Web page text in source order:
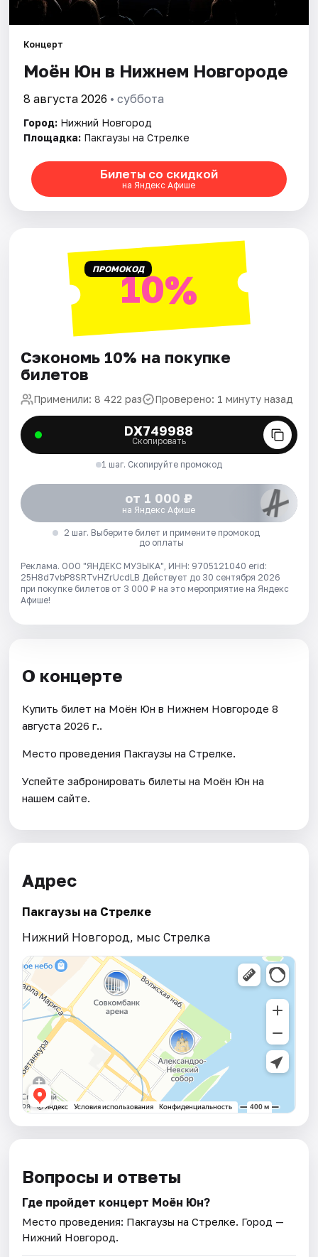
Площадки
Артисты
Рейтинги
Концерт
Моён Юн в Нижнем Новгороде
8 августа 2026 • суббота
Город: Нижний Новгород
Площадка: Пакгаузы на Стрелке
Билеты со скидкой
на Яндекс Афише
ПРОМОКОД10%
Сэкономь 10% на покупке
билетов
Применили: 8 422 раз Проверено: 1 минуту назад
DX749988
Скопировать
1 шаг. Скопируйте промокод
от 1 000 ₽
на Яндекс Афише
2 шаг. Выберите билет и примените промокод
до оплаты
Реклама. ООО "ЯНДЕКС МУЗЫКА", ИНН: 9705121040 erid:
25H8d7vbP8SRTvHZrUcdLB Действует до 30 сентября 2026
при покупке билетов от 3 000 ₽ на это мероприятие на Яндекс
Афише!
О концерте
Купить билет на Моён Юн в Нижнем Новгороде 8
августа 2026 г..
Место проведения Пакгаузы на Стрелке.
Успейте забронировать билеты на Моён Юн на
нашем сайте.
Адрес
Пакгаузы на Стрелке
Нижний Новгород, мыс Стрелка
Вопросы и ответы
Где пройдет концерт Моён Юн?
Место проведения: Пакгаузы на Стрелке. Город —
Нижний Новгород.